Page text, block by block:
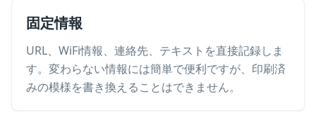
固定情報
URL、WiFi情報、連絡先、テキストを直接記録しま
す。変わらない情報には簡単で便利ですが、印刷済
みの模様を書き換えることはできません。